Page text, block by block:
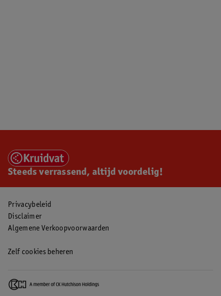
Steeds verrassend, altijd voordelig!
Privacybeleid
Disclaimer
Algemene Verkoopvoorwaarden
Zelf cookies beheren